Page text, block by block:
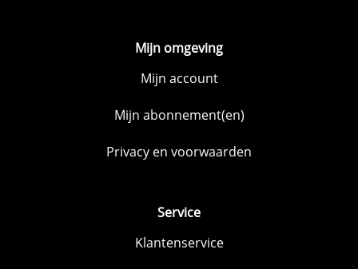
Mijn omgeving
Mijn account
Mijn abonnement(en)
Privacy en voorwaarden
Service
Klantenservice